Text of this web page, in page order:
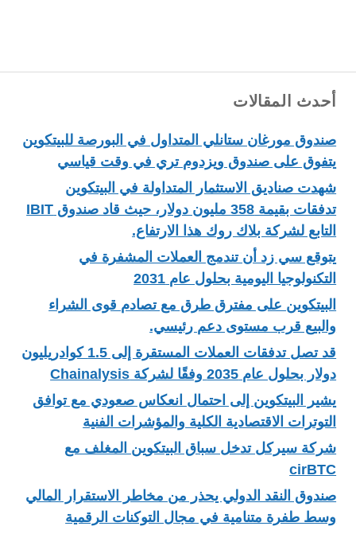
أحدث المقالات
صندوق مورغان ستانلي المتداول في البورصة للبيتكوين
يتفوق على صندوق ويزدوم تري في وقت قياسي
شهدت صناديق الاستثمار المتداولة في البيتكوين
تدفقات بقيمة 358 مليون دولار، حيث قاد صندوق IBIT
التابع لشركة بلاك روك هذا الارتفاع.
يتوقع سي زد أن تندمج العملات المشفرة في
التكنولوجيا اليومية بحلول عام 2031
البيتكوين على مفترق طرق مع تصادم قوى الشراء
والبيع قرب مستوى دعم رئيسي.
قد تصل تدفقات العملات المستقرة إلى 1.5 كوادريليون
دولار بحلول عام 2035 وفقًا لشركة Chainalysis
يشير البيتكوين إلى احتمال انعكاس صعودي مع توافق
التوترات الاقتصادية الكلية والمؤشرات الفنية
شركة سيركل تدخل سباق البيتكوين المغلف مع
cirBTC
صندوق النقد الدولي يحذر من مخاطر الاستقرار المالي
وسط طفرة متنامية في مجال التوكنات الرقمية